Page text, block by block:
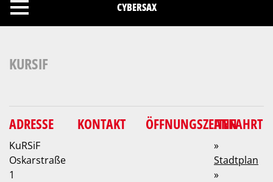
CYBERSAX
KURSIF
ADRESSE
KuRSiF
Oskarstraße
1
KONTAKT ÖFFNUNGSZEITENANFAHRT
»
Stadtplan
»